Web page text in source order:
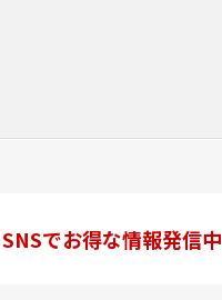
SNSでお得な情報発信中